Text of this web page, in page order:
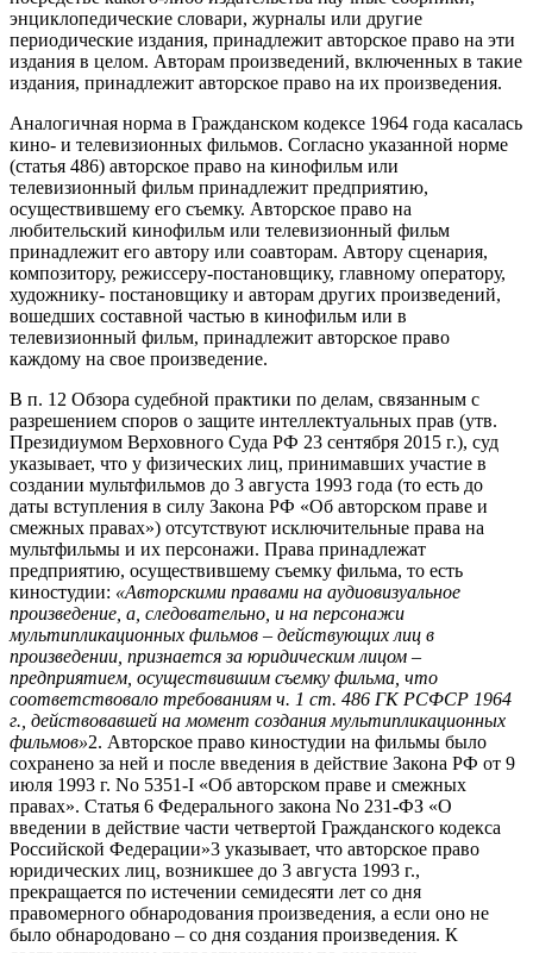
энциклопедические словари, журналы или другие
периодические издания, принадлежит авторское право на эти
издания в целом. Авторам произведений, включенных в такие
издания, принадлежит авторское право на их произведения.
Аналогичная норма в Гражданском кодексе 1964 года касалась
кино- и телевизионных фильмов. Согласно указанной норме
(статья 486) авторское право на кинофильм или
телевизионный фильм принадлежит предприятию,
осуществившему его съемку. Авторское право на
любительский кинофильм или телевизионный фильм
принадлежит его автору или соавторам. Автору сценария,
композитору, режиссеру-постановщику, главному оператору,
художнику- постановщику и авторам других произведений,
вошедших составной частью в кинофильм или в
телевизионный фильм, принадлежит авторское право
каждому на свое произведение.
В п. 12 Обзора судебной практики по делам, связанным с
разрешением споров о защите интеллектуальных прав (утв.
Президиумом Верховного Суда РФ 23 сентября 2015 г.), суд
указывает, что у физических лиц, принимавших участие в
создании мультфильмов до 3 августа 1993 года (то есть до
даты вступления в силу Закона РФ «Об авторском праве и
смежных правах») отсутствуют исключительные права на
мультфильмы и их персонажи. Права принадлежат
предприятию, осуществившему съемку фильма, то есть
киностудии: «Авторскими правами на аудиовизуальное
произведение, а, следовательно, и на персонажи
мультипликационных фильмов – действующих лиц в
произведении, признается за юридическим лицом –
предприятием, осуществившим съемку фильма, что
соответствовало требованиям ч. 1 ст. 486 ГК РСФСР 1964
г., действовавшей на момент создания мультипликационных
фильмов»2. Авторское право киностудии на фильмы было
сохранено за ней и после введения в действие Закона РФ от 9
июля 1993 г. No 5351-I «Об авторском праве и смежных
правах». Статья 6 Федерального закона No 231-ФЗ «О
введении в действие части четвертой Гражданского кодекса
Российской Федерации»3 указывает, что авторское право
юридических лиц, возникшее до 3 августа 1993 г.,
прекращается по истечении семидесяти лет со дня
правомерного обнародования произведения, а если оно не
было обнародовано – со дня создания произведения. К